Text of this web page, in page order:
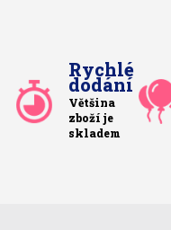
Rychlé
dodání
Většina
zboží je
skladem